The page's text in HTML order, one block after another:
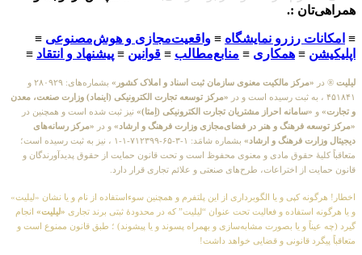
همراهی‌تان :.
≡ امکانات رزرو نمایشگاه ≡ واقعیت‌مجازی و هوش‌مصنوعی ≡
اپلیکیشن ≡ همکاری ≡ منابع‌مطالب ≡ قوانین ≡ پیشنهاد و انتقاد ≡
لیلیت ® در «مرکز مالکیت معنوی سازمان ثبت اسناد و املاک کشور»
بشماره‌های: ۲۸۰۹۲۹ و
۴۵۱۸۴۱ ، به ثبت رسیده است و در
«مرکز توسعه تجارت الکترونیکی (اینماد) وزارت صنعت، معدن
و تجارت» و «سامانه احراز مشتریان تجارت الکترونیکی (اِمتا)» نیز ثبت شده است و همچنین در
«مرکز توسعه فرهنگ و هنر در فضای‌مجازی وزارت فرهنگ و ارشاد» و در «مرکز رسانه‌های
دیجیتال وزارت فرهنگ و ارشاد»
بشماره شامَد: ۱-۳-۶۵-۷۱۲۳۹۹-۱-۱ ، نیز به ثبت رسیده است؛
متعاقباً کلیهٔ حقوق مادی و معنوی محفوظ است و تحت قانون حمایت از حقوق پدیدآورندگان و
قانون حمایت از اختراعات، طرح‌های صنعتی و علائم تجاری قرار دارد.
اخطار! هرگونه کپی و یا الگوبرداری از این پلتفرم و همچنین سوءاستفاده از نام و یا نشان «لیلیت»
و یا هرگونه استفاده و فعالیت تحت عنوان “لیلیت” که در محدودهٔ ثبتی برند تجاری «لیلیت» انجام
گیرد (چه عیناً و یا بصورت مشابه‌سازی و بهمراه پسوند و یا پیشوند) ؛ طبق قانون ممنوع است و
متعاقباً پیگرد قانونی و قضایی خواهد داشت!